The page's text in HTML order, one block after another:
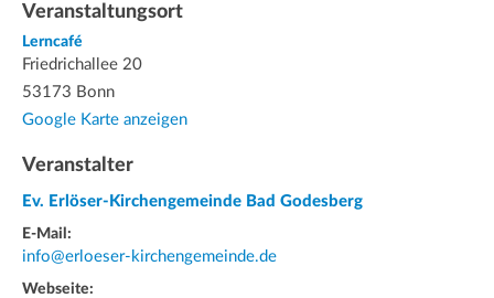
Veranstaltungsort
Lerncafé
Friedrichallee 20
53173 Bonn
Google Karte anzeigen
Veranstalter
Ev. Erlöser-Kirchengemeinde Bad Godesberg
E-Mail:
info@erloeser-kirchengemeinde.de
Webseite: